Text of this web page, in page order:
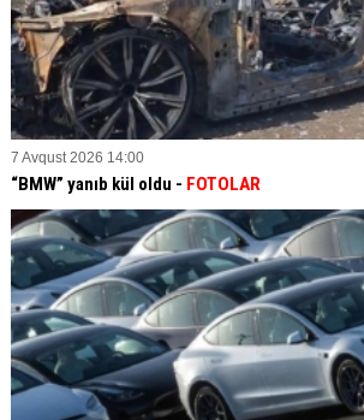
7 Avqust 2026 14:00
“BMW” yanıb kül oldu - FOTOLAR